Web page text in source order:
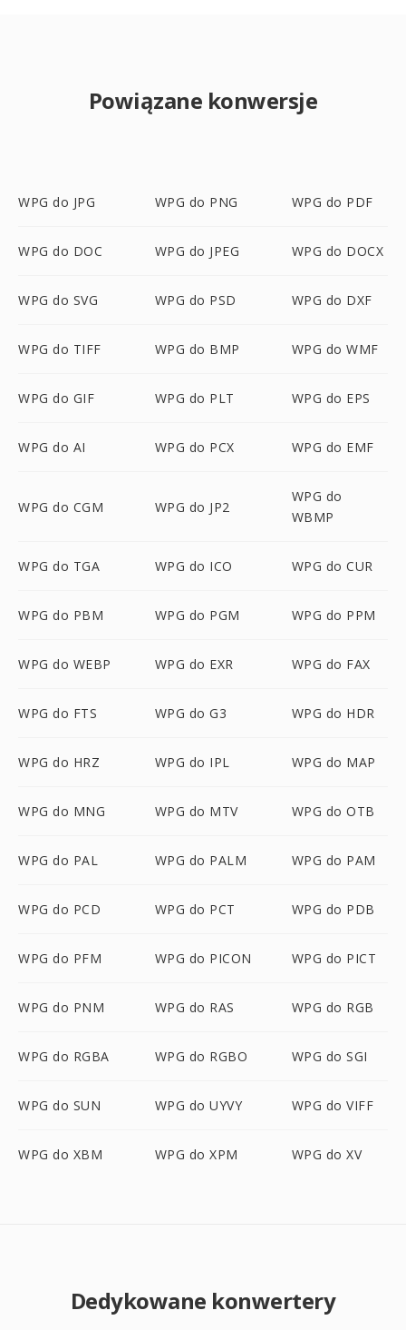
Powiązane konwersje
WPG do JPG WPG do PNG WPG do PDF
WPG do DOC WPG do JPEG WPG do DOCX
WPG do SVG WPG do PSD WPG do DXF
WPG do TIFF WPG do BMP WPG do WMF
WPG do GIF WPG do PLT WPG do EPS
WPG do AI WPG do PCX WPG do EMF
WPG do CGM WPG do JP2
WPG do
WBMP
WPG do TGA WPG do ICO WPG do CUR
WPG do PBM WPG do PGM WPG do PPM
WPG do WEBP WPG do EXR WPG do FAX
WPG do FTS WPG do G3 WPG do HDR
WPG do HRZ WPG do IPL WPG do MAP
WPG do MNG WPG do MTV WPG do OTB
WPG do PAL WPG do PALM WPG do PAM
WPG do PCD WPG do PCT WPG do PDB
WPG do PFM WPG do PICON WPG do PICT
WPG do PNM WPG do RAS WPG do RGB
WPG do RGBA WPG do RGBO WPG do SGI
WPG do SUN WPG do UYVY WPG do VIFF
WPG do XBM WPG do XPM WPG do XV
Dedykowane konwertery